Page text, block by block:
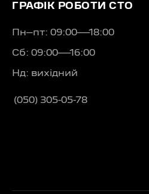
ГРАФІК РОБОТИ СТО
Пн–пт: 09:00—18:00
Сб: 09:00—16:00
Нд: вихідний
(050) 305-05-78